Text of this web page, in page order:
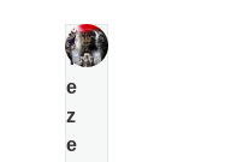
T
e
z
e